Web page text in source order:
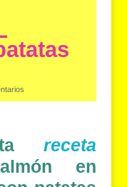
receta
en